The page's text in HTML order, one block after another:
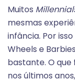
Muitos
mesmas
infância. Por
Wheels e
bastante. O
nos últimos